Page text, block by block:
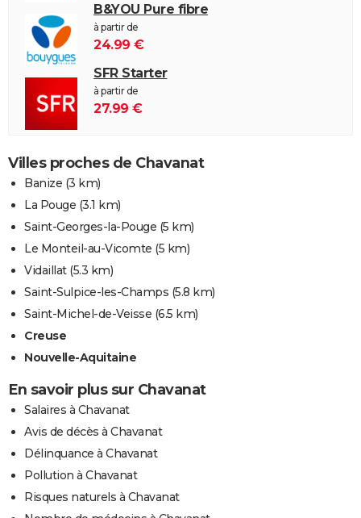
B&YOU Pure fibre
à partir de
24.99 €
SFR Starter
à partir de
27.99 €
Villes proches de Chavanat
Banize (3 km)
La Pouge (3.1 km)
Saint-Georges-la-Pouge (5 km)
Le Monteil-au-Vicomte (5 km)
Vidaillat(5.3 km)
Saint-Sulpice-les-Champs (5.8 km)
Saint-Michel-de-Veisse (6.5 km)
Creuse
Nouvelle-Aquitaine
En savoir plus sur Chavanat
Salaires à Chavanat
Avis de décès à Chavanat
Délinquance à Chavanat
Pollution à Chavanat
Risques naturels à Chavanat